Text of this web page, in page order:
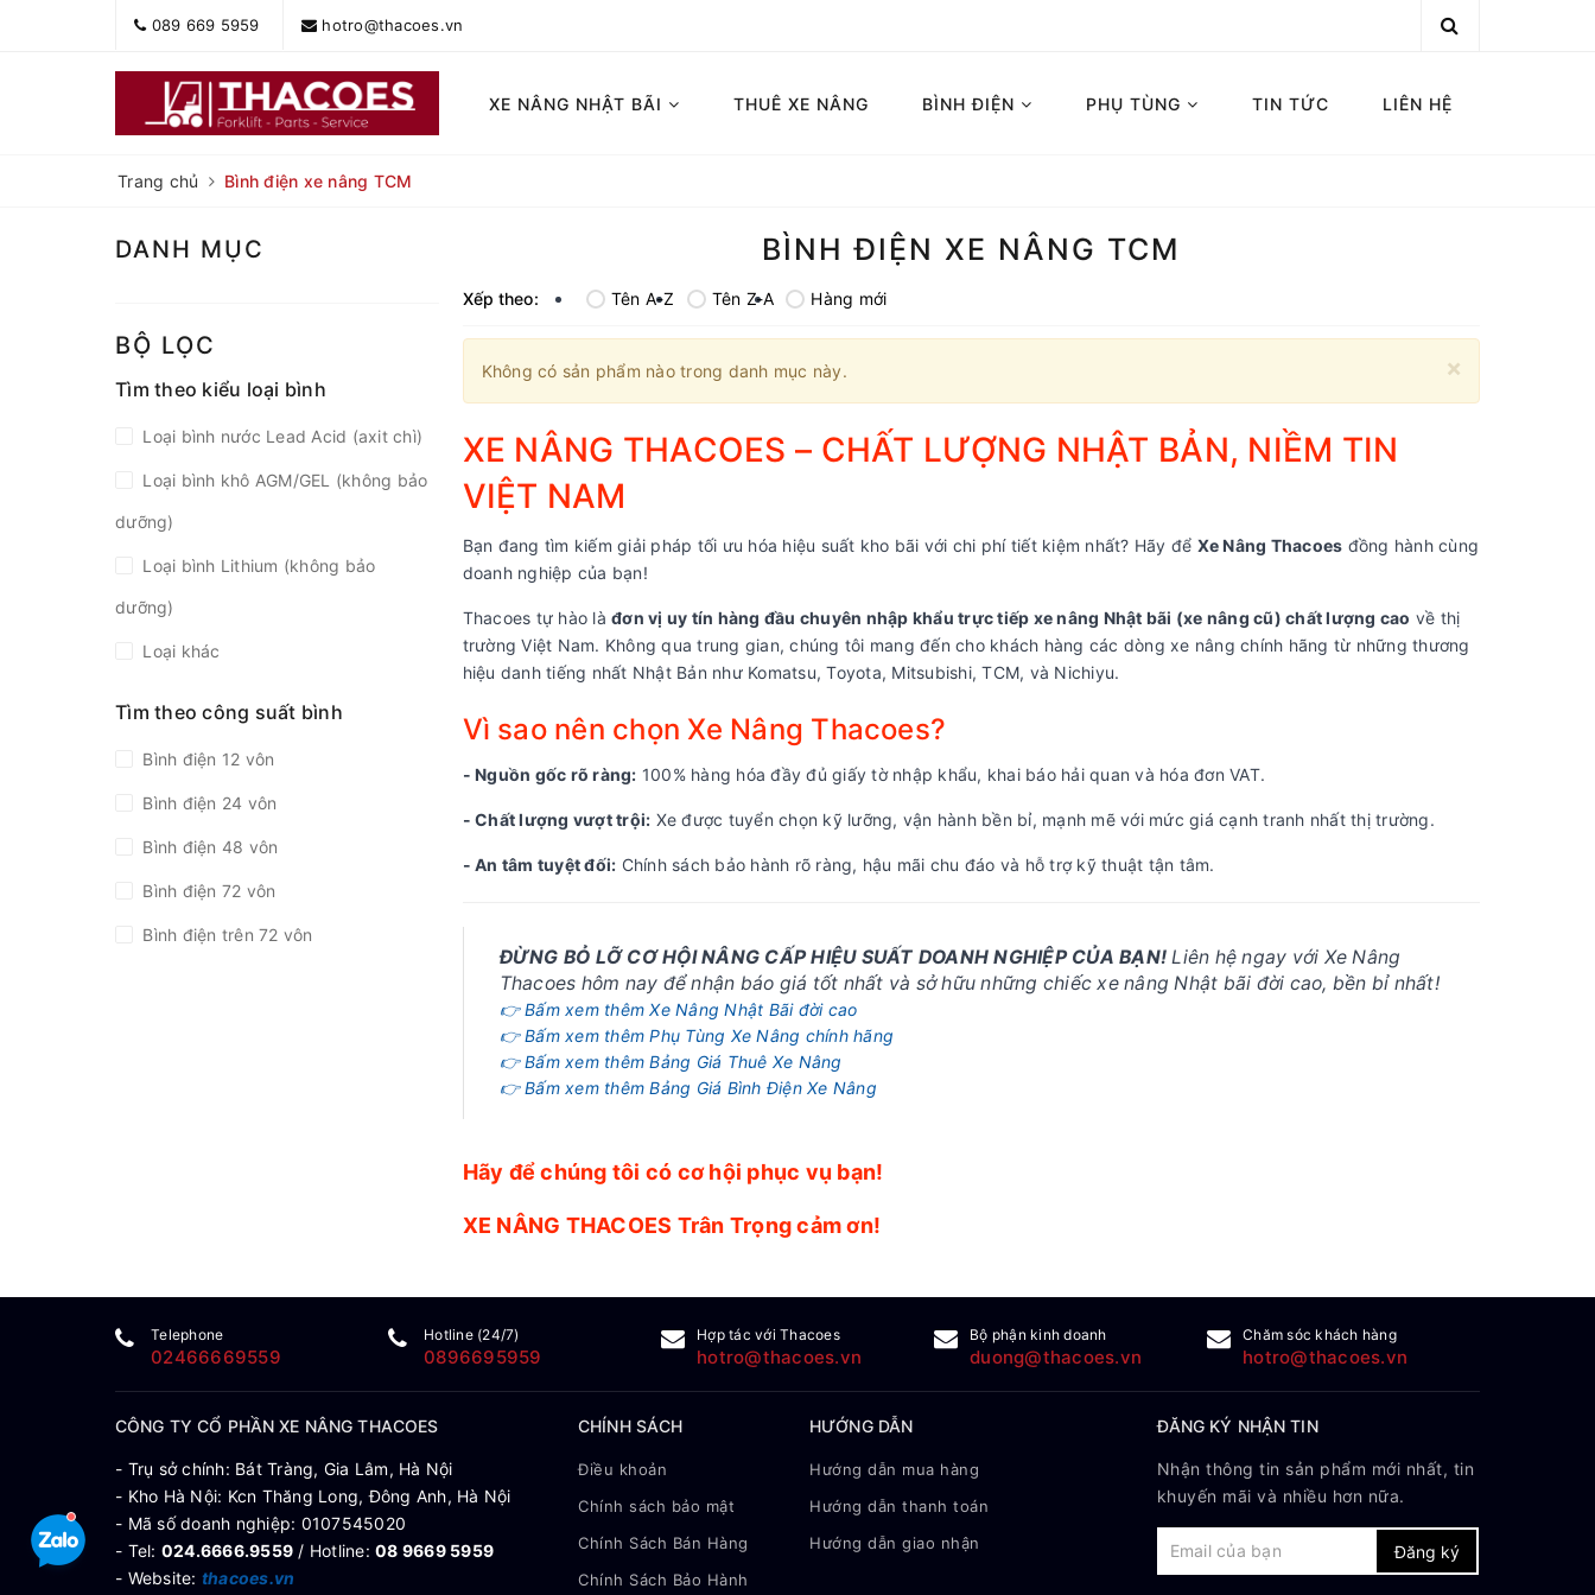
089 669 5959 hotro@thacoes.vn
XE NÂNG NHẬT BÃI THUÊ XE NÂNG BÌNH ĐIỆN PHỤ TÙNG TIN TỨC LIÊN HỆ
Trang chủ Bình điện xe nâng TCM
BÌNH ĐIỆN XE NÂNG TCM
Xếp theo: Tên A-Z Tên Z-A Hàng mới
×
Không có sản phẩm nào trong danh mục này.
XE NÂNG THACOES – CHẤT LƯỢNG NHẬT BẢN, NIỀM TIN
VIỆT NAM
Bạn đang tìm kiếm giải pháp tối ưu hóa hiệu suất kho bãi với chi phí tiết kiệm nhất? Hãy để Xe Nâng Thacoes đồng hành cùng
doanh nghiệp của bạn!
Thacoes tự hào là đơn vị uy tín hàng đầu chuyên nhập khẩu trực tiếp xe nâng Nhật bãi (xe nâng cũ) chất lượng cao về thị
trường Việt Nam. Không qua trung gian, chúng tôi mang đến cho khách hàng các dòng xe nâng chính hãng từ những thương
hiệu danh tiếng nhất Nhật Bản như Komatsu, Toyota, Mitsubishi, TCM, và Nichiyu.
Vì sao nên chọn Xe Nâng Thacoes?
- Nguồn gốc rõ ràng: 100% hàng hóa đầy đủ giấy tờ nhập khẩu, khai báo hải quan và hóa đơn VAT.
- Chất lượng vượt trội: Xe được tuyển chọn kỹ lưỡng, vận hành bền bỉ, mạnh mẽ với mức giá cạnh tranh nhất thị trường.
- An tâm tuyệt đối: Chính sách bảo hành rõ ràng, hậu mãi chu đáo và hỗ trợ kỹ thuật tận tâm.
ĐỪNG BỎ LỠ CƠ HỘI NÂNG CẤP HIỆU SUẤT DOANH NGHIỆP CỦA BẠN! Liên hệ ngay với Xe Nâng
Thacoes hôm nay để nhận báo giá tốt nhất và sở hữu những chiếc xe nâng Nhật bãi đời cao, bền bỉ nhất!
👉 Bấm xem thêm Xe Nâng Nhật Bãi đời cao
👉 Bấm xem thêm Phụ Tùng Xe Nâng chính hãng
👉 Bấm xem thêm Bảng Giá Thuê Xe Nâng
👉 Bấm xem thêm Bảng Giá Bình Điện Xe Nâng
Hãy để chúng tôi có cơ hội phục vụ bạn!
XE NÂNG THACOES Trân Trọng cảm ơn!
DANH MỤC
BỘ LỌC
Tìm theo kiểu loại bình
Loại bình nước Lead Acid (axit chì)
Loại bình khô AGM/GEL (không bảo
dưỡng)
Loại bình Lithium (không bảo
dưỡng)
Loại khác
Tìm theo công suất bình
Bình điện 12 vôn
Bình điện 24 vôn
Bình điện 48 vôn
Bình điện 72 vôn
Bình điện trên 72 vôn
Telephone
02466669559
Hotline (24/7)
0896695959
Hợp tác với Thacoes
hotro@thacoes.vn
Bộ phận kinh doanh
duong@thacoes.vn
Chăm sóc khách hàng
hotro@thacoes.vn
CÔNG TY CỔ PHẦN XE NÂNG THACOES
- Trụ sở chính: Bát Tràng, Gia Lâm, Hà Nội
- Kho Hà Nội: Kcn Thăng Long, Đông Anh, Hà Nội
- Mã số doanh nghiệp: 0107545020
- Tel: 024.6666.9559 / Hotline: 08 9669 5959
- Website: thacoes.vn
CHÍNH SÁCH
Điều khoản
Chính sách bảo mật
Chính Sách Bán Hàng
Chính Sách Bảo Hành
HƯỚNG DẪN
Hướng dẫn mua hàng
Hướng dẫn thanh toán
Hướng dẫn giao nhận
ĐĂNG KÝ NHẬN TIN
Nhận thông tin sản phẩm mới nhất, tin
khuyến mãi và nhiều hơn nữa.
Đăng ký